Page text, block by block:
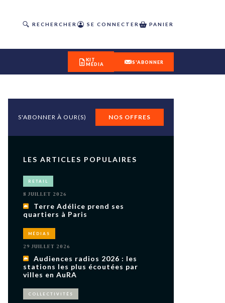
RECHERCHER SE CONNECTER PANIER
sur
ACHETER LE NUMÉRO
M’ABONNER À OURSCOM PENDANT
KIT
MÉDIA
S'ABONNER
S'ABONNER À OUR(S) NOS OFFRES
LES ARTICLES POPULAIRES
RETAIL
8 JUILLET 2026
Terre Adélice prend ses
quartiers à Paris
MÉDIAS
29 JUILLET 2026
Audiences radios 2026 : les
stations les plus écoutées par
villes en AuRA
COLLECTIVITÉS